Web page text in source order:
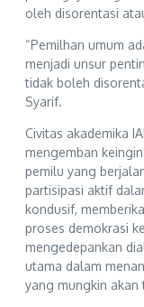
oleh disorentasi
“Pemilhan umum
menjadi unsur
tidak boleh
Syarif.
Civitas akademika
mengemban
pemilu yang
partisipasi aktif
kondusif,
proses demokrasi
mengedepankan
utama dalam
yang mungkin akan